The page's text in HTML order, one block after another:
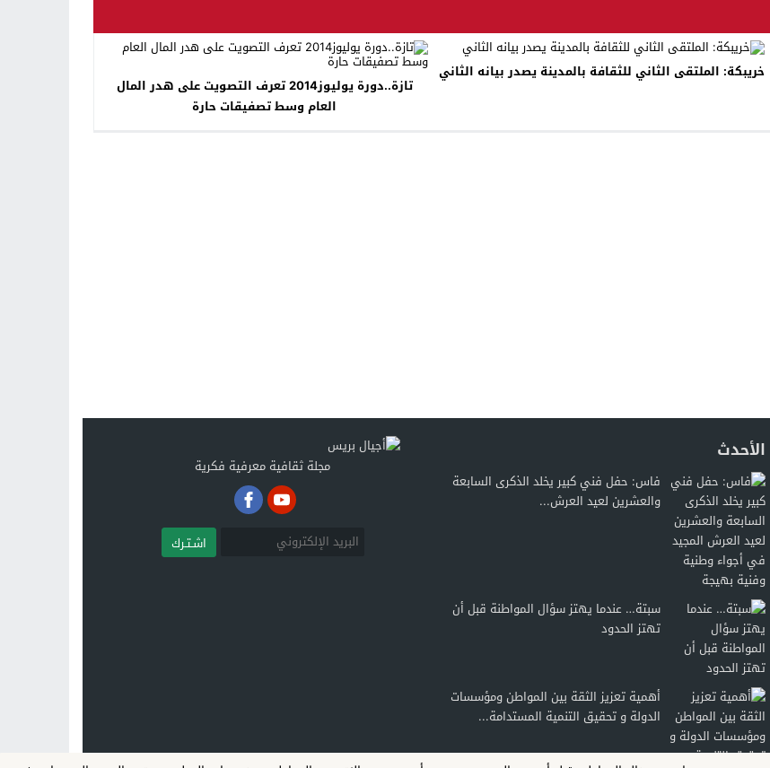
خريبكة: الملتقى الثاني للثقافة بالمدينة يصدر بيانه الثاني
تازة..دورة يوليوز2014 تعرف التصويت على هدر المال
العام وسط تصفيقات حارة
الأحدث
فاس: حفل فني كبير يخلد الذكرى السابعة
والعشرين لعيد العرش...
سبتة… عندما يهتز سؤال المواطنة قبل أن
تهتز الحدود
أهمية تعزيز الثقة بين المواطن ومؤسسات
الدولة و تحقيق التنمية المستدامة...
مجلة ثقافية معرفية فكرية
اشـتـرك